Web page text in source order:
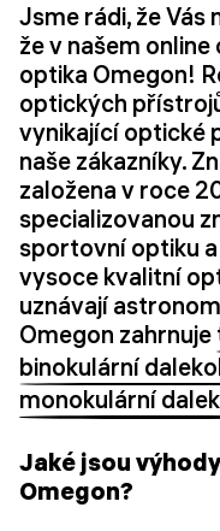
Jsme rádi, že
že v našem
optika Omegon!
optických
vynikající optické
naše zákazníky.
založena v roce
specializovanou
sportovní optiku
vysoce kvalitní
uznávají
Omegon zahrnuje
binokulární
monokulární
Jaké jsou
Omegon?